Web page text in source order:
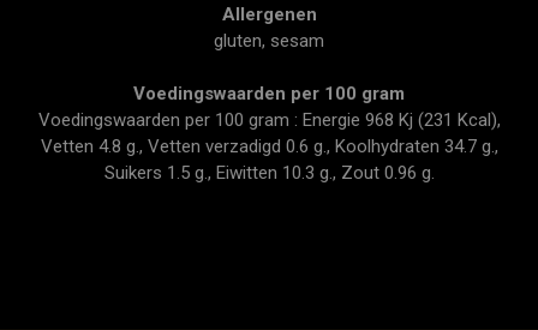
Allergenen
gluten, sesam
Voedingswaarden per 100 gram
Voedingswaarden per 100 gram : Energie 968 Kj (231 Kcal),
Vetten 4.8 g., Vetten verzadigd 0.6 g., Koolhydraten 34.7 g.,
Suikers 1.5 g., Eiwitten 10.3 g., Zout 0.96 g.